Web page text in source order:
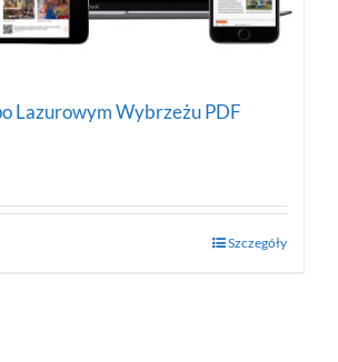
Lazurowym Wybrzeżu PDF
Szczegóły